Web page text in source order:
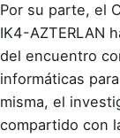
Por su parte, el
IK4-AZTERLAN
del encuentro
informáticas
misma, el
compartido con